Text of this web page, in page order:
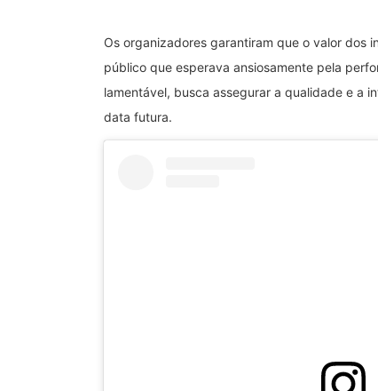
Os organizadores garantiram que o valor dos
público que esperava ansiosamente pela
lamentável, busca assegurar a qualidade e a
data futura.